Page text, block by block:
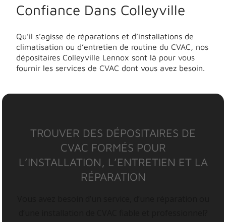
Confiance Dans Colleyville
Qu’il s’agisse de réparations et d’installations de
climatisation ou d’entretien de routine du CVAC, nos
dépositaires Colleyville Lennox sont là pour vous
fournir les services de CVAC dont vous avez besoin.
TROUVER DES DÉPOSITAIRES DE
CVAC FORMÉS POUR
L’INSTALLATION, L’ENTRETIEN ET LA
RÉPARATION